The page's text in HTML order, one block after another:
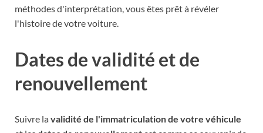
méthodes d'interprétation, vous êtes prêt à révéler
l'histoire de votre voiture.
Dates de validité et de
renouvellement
Suivre lavalidité de l'immatriculation de votre véhicule